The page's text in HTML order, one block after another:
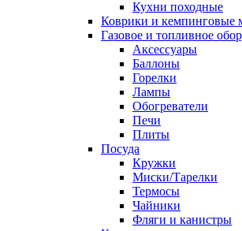
Кухни походные
Коврики и кeмпинговые
Газовое и топливное
Аксессуары
Баллоны
Горелки
Лампы
Обогреватели
Печи
Плиты
Посуда
Кружки
Миски/Тарелки
Термосы
Чайники
Фляги и канистры